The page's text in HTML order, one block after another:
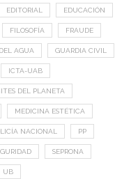
EDITORIAL EDUCACIÓN
FILOSOFÍA FRAUDE
AGUA GUARDIA CIVIL
ICTA-UAB
DEL PLANETA
MEDICINA ESTÉTICA
NACIONAL PP
SEPRONA
UB